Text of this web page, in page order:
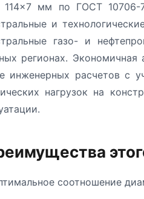
114×7 мм по ГОСТ 10706-
и
газо- и
регионах.
инженерных расчетов с
нагрузок на
соотношение